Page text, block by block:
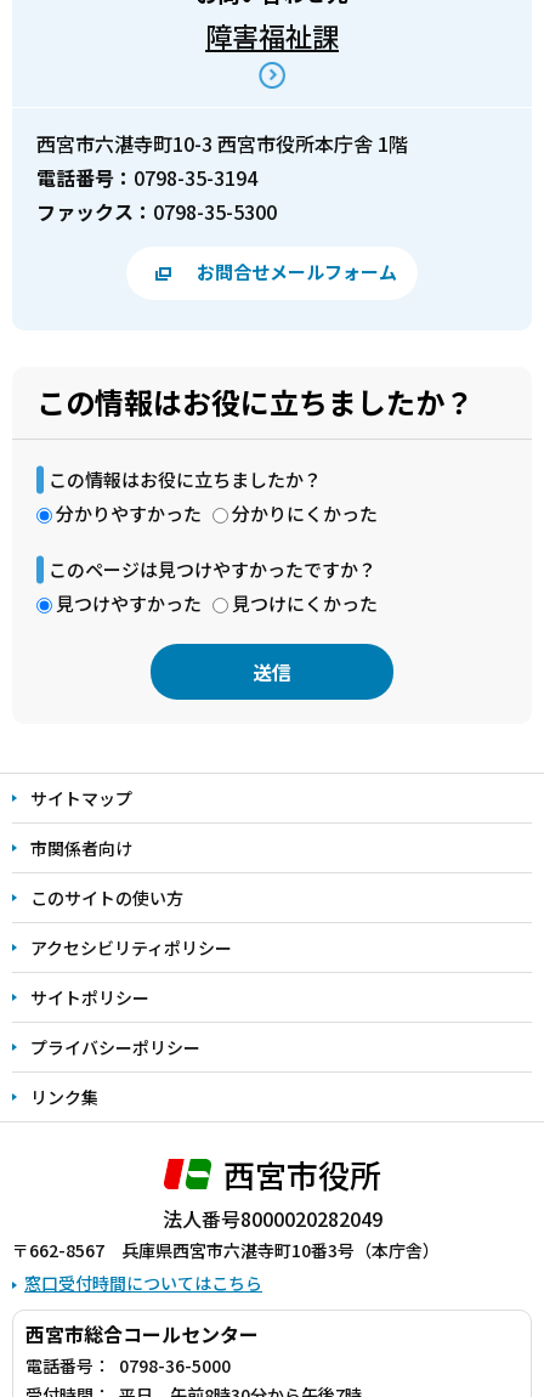
障害福祉課
西宮市六湛寺町10-3 西宮市役所本庁舎 1階
電話番号： 0798-35-3194
ファックス： 0798-35-5300
お問合せメールフォーム
この情報はお役に立ちましたか？
この情報はお役に立ちましたか？
分かりやすかった
分かりにくかった
このページは見つけやすかったですか？
見つけやすかった
見つけにくかった
文
こ
こ
ま
で
サイトマップ
市関係者向け
このサイトの使い方
アクセシビリティポリシー
サイトポリシー
プライバシーポリシー
リンク集
西宮市役所
法人番号8000020282049
〒662-8567 兵庫県西宮市六湛寺町10番3号（本庁舎）
窓口受付時間についてはこちら
西宮市総合コールセンター
電話番号：
0798-36-5000